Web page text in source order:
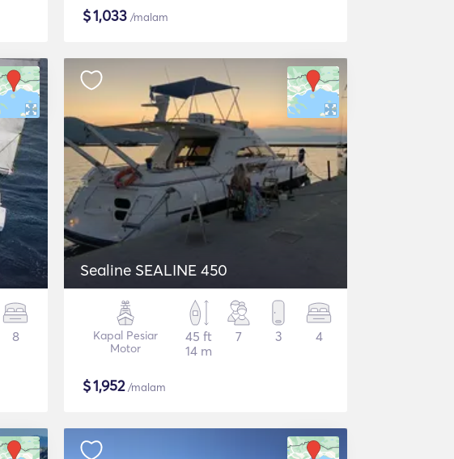
$1,033 /malam
8
Sealine SEALINE 450
Kapal Pesiar
Motor
45 ft
14 m
7 3 4
$1,952/malam